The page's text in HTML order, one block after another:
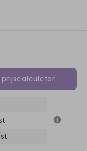
prijscalculator